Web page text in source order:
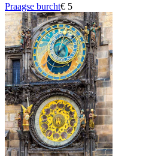
Praagse burcht€ 5